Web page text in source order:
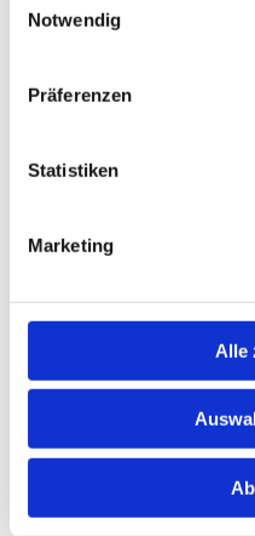
Notwendig
Präferenzen
Statistiken
Marketing
Alle
und Verbrauchern
Informationen dazu
Umsetzung
Heise Homepages |
Heise
Bildnachweise